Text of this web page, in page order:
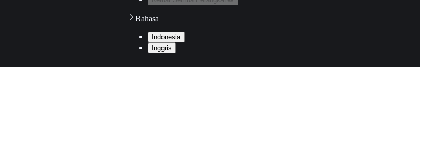
Bahasa
Indonesia
Inggris